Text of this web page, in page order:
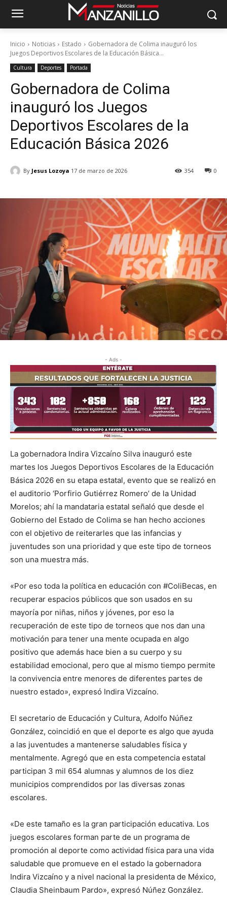
Inicio Noticias Estado
Gobernadora de Colima inauguró los
Juegos Deportivos Escolares de la Educación Básica...
Cultura Deportes Portada
Gobernadora de Colima
inauguró los Juegos
Deportivos Escolares de la
Educación Básica 2026
By Jesus Lozoya 17 de marzo de 2026 0
354
- Ads -
La gobernadora Indira Vizcaíno Silva inauguró este
martes los Juegos Deportivos Escolares de la Educación
Básica 2026 en su etapa estatal, evento que se realizó en
el auditorio ‘Porfirio Gutiérrez Romero’ de la Unidad
Morelos; ahí la mandataria estatal señaló que desde el
Gobierno del Estado de Colima se han hecho acciones
con el objetivo de reiterarles que las infancias y
juventudes son una prioridad y que este tipo de torneos
son una muestra más.
«Por eso toda la política en educación con #ColiBecas, en
recuperar espacios públicos que son usados en su
mayoría por niñas, niños y jóvenes, por eso la
recuperación de este tipo de torneos que nos dan una
motivación para tener una mente ocupada en algo
positivo que además hace bien a su cuerpo y su
estabilidad emocional, pero que al mismo tiempo permite
la convivencia entre menores de diferentes partes de
nuestro estado», expresó Indira Vizcaíno.
El secretario de Educación y Cultura, Adolfo Núñez
González, coincidió en que el deporte es algo que ayuda
a las juventudes a mantenerse saludables física y
mentalmente. Agregó que en esta competencia estatal
participan 3 mil 654 alumnas y alumnos de los diez
municipios comprendidos por las diversas zonas
escolares.
«De este tamaño es la gran participación educativa. Los
juegos escolares forman parte de un programa de
promoción al deporte como actividad física para una vida
saludable que promueve en el estado la gobernadora
Indira Vizcaíno y a nivel nacional la presidenta de México,
Claudia Sheinbaum Pardo», expresó Núñez González.